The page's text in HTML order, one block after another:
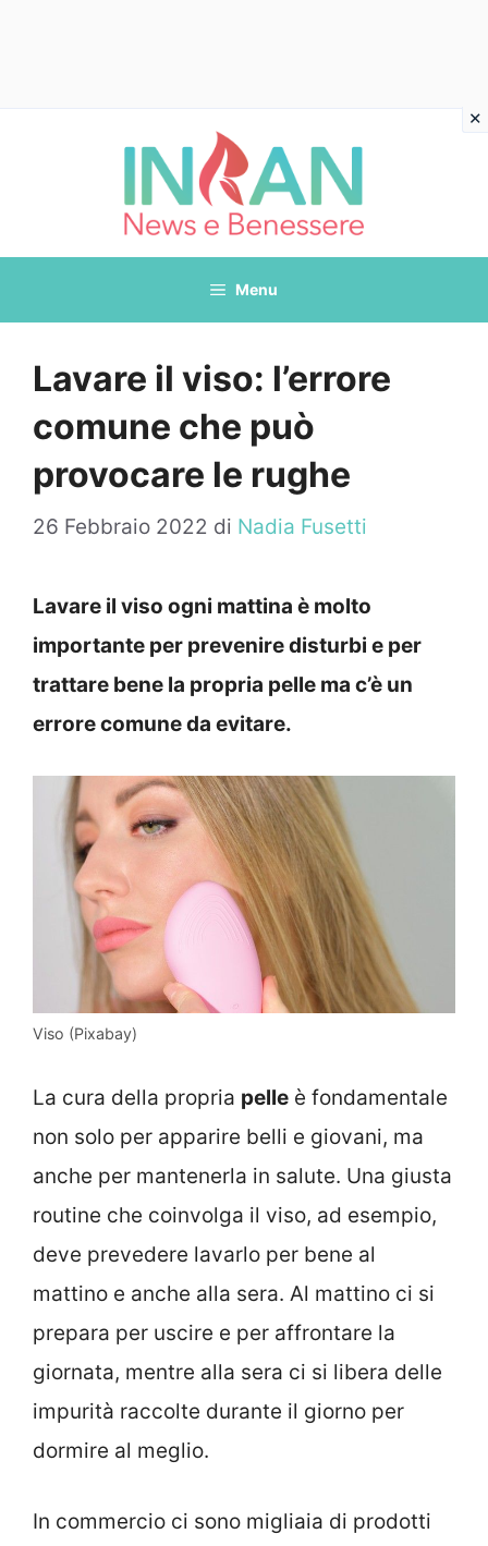
Menu
Lavare il viso: l’errore
comune che può
provocare le rughe
26 Febbraio 2022 di Nadia Fusetti
Lavare il viso ogni mattina è molto
importante per prevenire disturbi e per
trattare bene la propria pelle ma c’è un
errore comune da evitare.
Viso (Pixabay)
La cura della propria pelle è fondamentale
non solo per apparire belli e giovani, ma
anche per mantenerla in salute. Una giusta
routine che coinvolga il viso, ad esempio,
deve prevedere lavarlo per bene al
mattino e anche alla sera. Al mattino ci si
prepara per uscire e per affrontare la
giornata, mentre alla sera ci si libera delle
impurità raccolte durante il giorno per
dormire al meglio.
In commercio ci sono migliaia di prodotti